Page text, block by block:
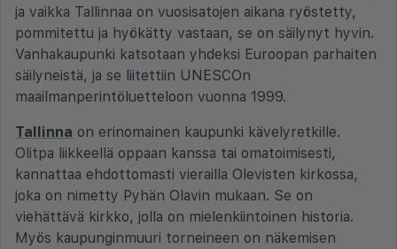
ja vaikka Tallinnaa on vuosisatojen aikana ryöstetty,
pommitettu ja hyökätty vastaan, se on säilynyt hyvin.
Vanhakaupunki katsotaan yhdeksi Euroopan parhaiten
säilyneistä, ja se liitettiin UNESCOn
maailmanperintöluetteloon vuonna 1999.
Tallinna on erinomainen kaupunki kävelyretkille.
Olitpa liikkeellä oppaan kanssa tai omatoimisesti,
kannattaa ehdottomasti vierailla Olevisten kirkossa,
joka on nimetty Pyhän Olavin mukaan. Se on
viehättävä kirkko, jolla on mielenkiintoinen historia.
Myös kaupunginmuuri torneineen on näkemisen